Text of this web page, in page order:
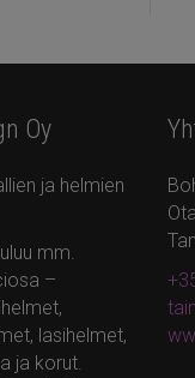
Oy
ja helmien
mm.
–
lasihelmet,
ja korut.